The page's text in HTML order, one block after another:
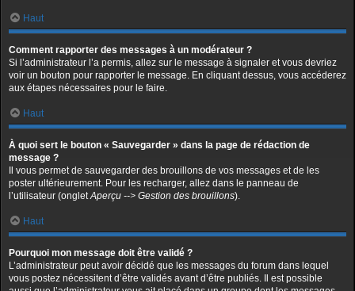
Haut
Comment rapporter des messages à un modérateur ?
Si l’administrateur l’a permis, allez sur le message à signaler et vous devriez
voir un bouton pour rapporter le message. En cliquant dessus, vous accéderez
aux étapes nécessaires pour le faire.
Haut
À quoi sert le bouton « Sauvegarder » dans la page de rédaction de
message ?
Il vous permet de sauvegarder des brouillons de vos messages et de les
poster ultérieurement. Pour les recharger, allez dans le panneau de
l’utilisateur (ongletAperçu --> Gestion des brouillons).
Haut
Pourquoi mon message doit être validé ?
L’administrateur peut avoir décidé que les messages du forum dans lequel
vous postez nécessitent d’être validés avant d’être publiés. Il est possible